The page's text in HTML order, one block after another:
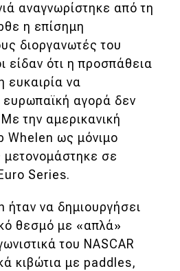
αναγνωρίστηκε από τη
η επίσημη
διοργανωτές του
είδαν ότι η προσπάθεια
ευκαιρία να
αγορά δεν
την αμερικανική
Whelen ως μόνιμο
σε
Series.
ήταν να δημιουργήσει
θεσμό με «απλά»
του NASCAR
κιβώτια με paddles,